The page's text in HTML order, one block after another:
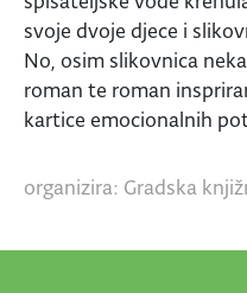
svoje dvoje djece i
No, osim slikovnica
roman te roman
kartice emocionalnih
organizira: Gradska